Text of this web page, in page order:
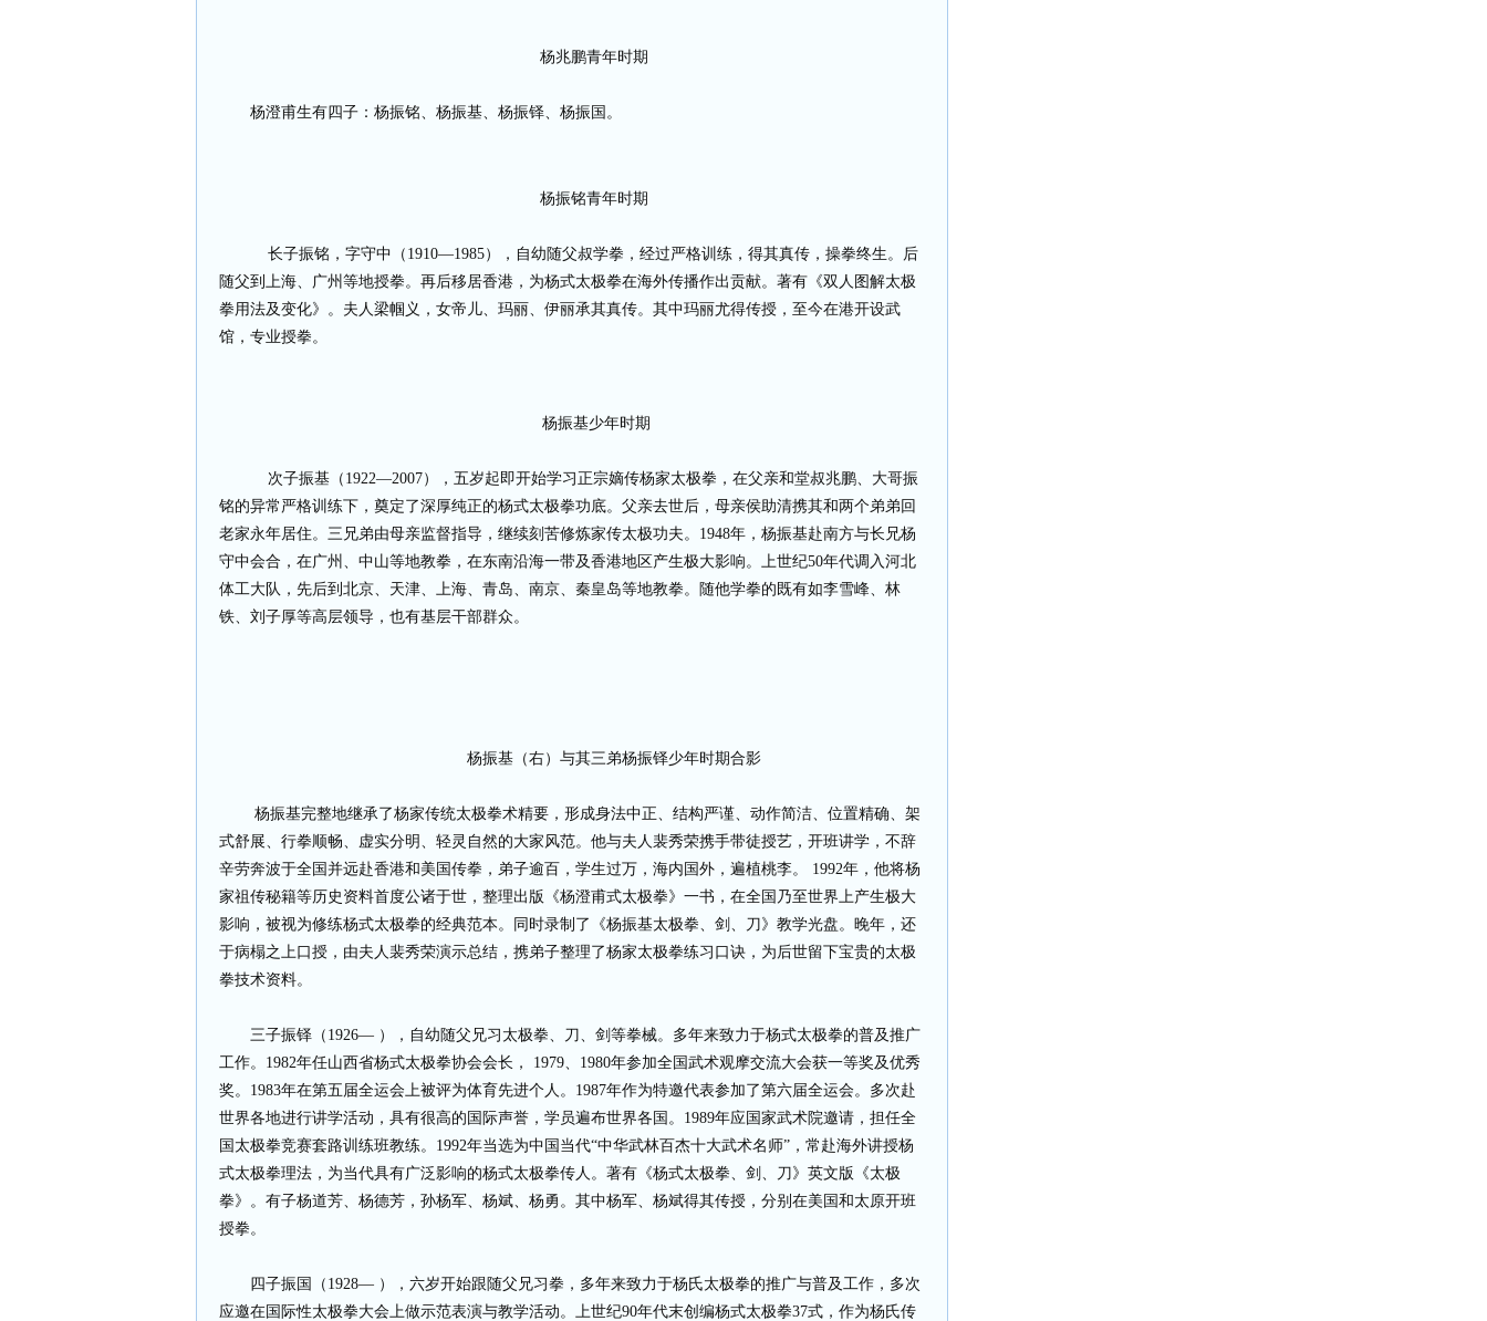
杨兆鹏青年时期
杨澄甫生有四子：杨振铭、杨振基、杨振铎、杨振国。
杨振铭青年时期
长子振铭，字守中（1910—1985），自幼随父叔学拳，经过严格训练，得其真传，操拳终生。后
随父到上海、广州等地授拳。再后移居香港，为杨式太极拳在海外传播作出贡献。著有《双人图解太极
拳用法及变化》。夫人梁帼义，女帝儿、玛丽、伊丽承其真传。其中玛丽尤得传授，至今在港开设武
馆，专业授拳。
杨振基少年时期
次子振基（1922—2007），五岁起即开始学习正宗嫡传杨家太极拳，在父亲和堂叔兆鹏、大哥振
铭的异常严格训练下，奠定了深厚纯正的杨式太极拳功底。父亲去世后，母亲侯助清携其和两个弟弟回
老家永年居住。三兄弟由母亲监督指导，继续刻苦修炼家传太极功夫。1948年，杨振基赴南方与长兄杨
守中会合，在广州、中山等地教拳，在东南沿海一带及香港地区产生极大影响。上世纪50年代调入河北
体工大队，先后到北京、天津、上海、青岛、南京、秦皇岛等地教拳。随他学拳的既有如李雪峰、林
铁、刘子厚等高层领导，也有基层干部群众。
杨振基（右）与其三弟杨振铎少年时期合影
杨振基完整地继承了杨家传统太极拳术精要，形成身法中正、结构严谨、动作简洁、位置精确、架
式舒展、行拳顺畅、虚实分明、轻灵自然的大家风范。他与夫人裴秀荣携手带徒授艺，开班讲学，不辞
辛劳奔波于全国并远赴香港和美国传拳，弟子逾百，学生过万，海内国外，遍植桃李。 1992年，他将杨
家祖传秘籍等历史资料首度公诸于世，整理出版《杨澄甫式太极拳》一书，在全国乃至世界上产生极大
影响，被视为修练杨式太极拳的经典范本。同时录制了《杨振基太极拳、剑、刀》教学光盘。晚年，还
于病榻之上口授，由夫人裴秀荣演示总结，携弟子整理了杨家太极拳练习口诀，为后世留下宝贵的太极
拳技术资料。
三子振铎（1926— ），自幼随父兄习太极拳、刀、剑等拳械。多年来致力于杨式太极拳的普及推广
工作。1982年任山西省杨式太极拳协会会长， 1979、1980年参加全国武术观摩交流大会获一等奖及优秀
奖。1983年在第五届全运会上被评为体育先进个人。1987年作为特邀代表参加了第六届全运会。多次赴
世界各地进行讲学活动，具有很高的国际声誉，学员遍布世界各国。1989年应国家武术院邀请，担任全
国太极拳竞赛套路训练班教练。1992年当选为中国当代“中华武林百杰十大武术名师”，常赴海外讲授杨
式太极拳理法，为当代具有广泛影响的杨式太极拳传人。著有《杨式太极拳、剑、刀》英文版《太极
拳》。有子杨道芳、杨德芳，孙杨军、杨斌、杨勇。其中杨军、杨斌得其传授，分别在美国和太原开班
授拳。
四子振国（1928— ），六岁开始跟随父兄习拳，多年来致力于杨氏太极拳的推广与普及工作，多次
应邀在国际性太极拳大会上做示范表演与教学活动。上世纪90年代末创编杨式太极拳37式，作为杨氏传